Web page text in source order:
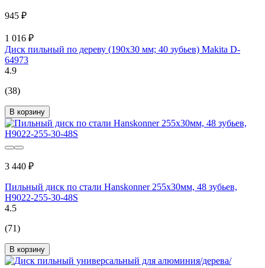
945 ₽
1 016 ₽
Диск пильный по дереву (190х30 мм; 40 зубьев) Makita D-
64973
4.9
(38)
В корзину
3 440 ₽
Пильный диск по стали Hanskonner 255x30мм, 48 зубьев,
H9022-255-30-48S
4.5
(71)
В корзину